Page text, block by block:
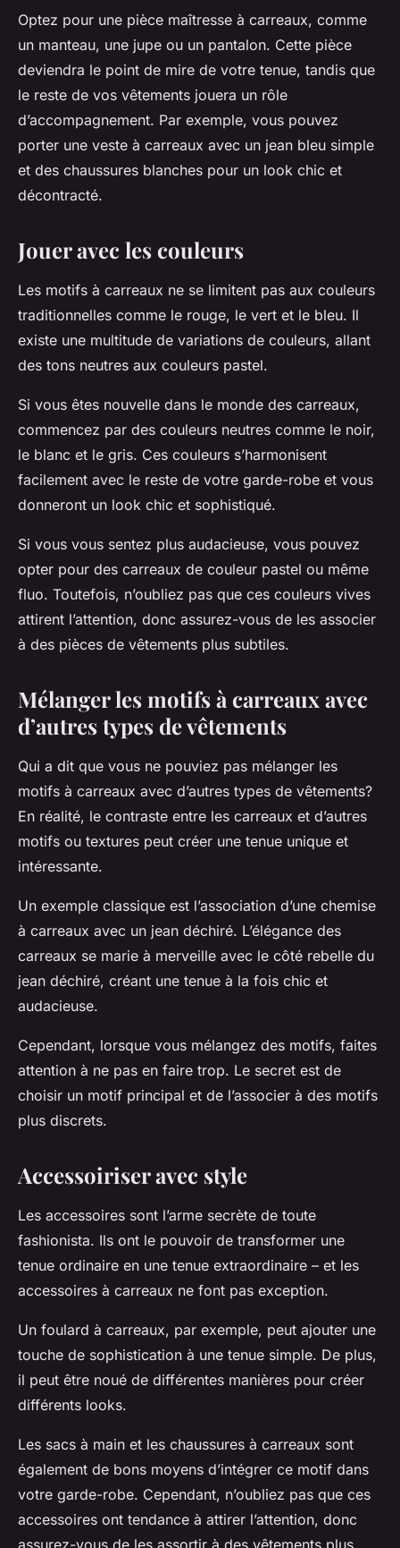
Optez pour une pièce maîtresse à carreaux, comme
un manteau, une jupe ou un pantalon. Cette pièce
deviendra le point de mire de votre tenue, tandis que
le reste de vos vêtements jouera un rôle
d’accompagnement. Par exemple, vous pouvez
porter une veste à carreaux avec un jean bleu simple
et des chaussures blanches pour un look chic et
décontracté.
Jouer avec les couleurs
Les motifs à carreaux ne se limitent pas aux couleurs
traditionnelles comme le rouge, le vert et le bleu. Il
existe une multitude de variations de couleurs, allant
des tons neutres aux couleurs pastel.
Si vous êtes nouvelle dans le monde des carreaux,
commencez par des couleurs neutres comme le noir,
le blanc et le gris. Ces couleurs s’harmonisent
facilement avec le reste de votre garde-robe et vous
donneront un look chic et sophistiqué.
Si vous vous sentez plus audacieuse, vous pouvez
opter pour des carreaux de couleur pastel ou même
fluo. Toutefois, n’oubliez pas que ces couleurs vives
attirent l’attention, donc assurez-vous de les associer
à des pièces de vêtements plus subtiles.
Mélanger les motifs à carreaux avec
d’autres types de vêtements
Qui a dit que vous ne pouviez pas mélanger les
motifs à carreaux avec d’autres types de vêtements?
En réalité, le contraste entre les carreaux et d’autres
motifs ou textures peut créer une tenue unique et
intéressante.
Un exemple classique est l’association d’une chemise
à carreaux avec un jean déchiré. L’élégance des
carreaux se marie à merveille avec le côté rebelle du
jean déchiré, créant une tenue à la fois chic et
audacieuse.
Cependant, lorsque vous mélangez des motifs, faites
attention à ne pas en faire trop. Le secret est de
choisir un motif principal et de l’associer à des motifs
plus discrets.
Accessoiriser avec style
Les accessoires sont l’arme secrète de toute
fashionista. Ils ont le pouvoir de transformer une
tenue ordinaire en une tenue extraordinaire – et les
accessoires à carreaux ne font pas exception.
Un foulard à carreaux, par exemple, peut ajouter une
touche de sophistication à une tenue simple. De plus,
il peut être noué de différentes manières pour créer
différents looks.
Les sacs à main et les chaussures à carreaux sont
également de bons moyens d’intégrer ce motif dans
votre garde-robe. Cependant, n’oubliez pas que ces
accessoires ont tendance à attirer l’attention, donc